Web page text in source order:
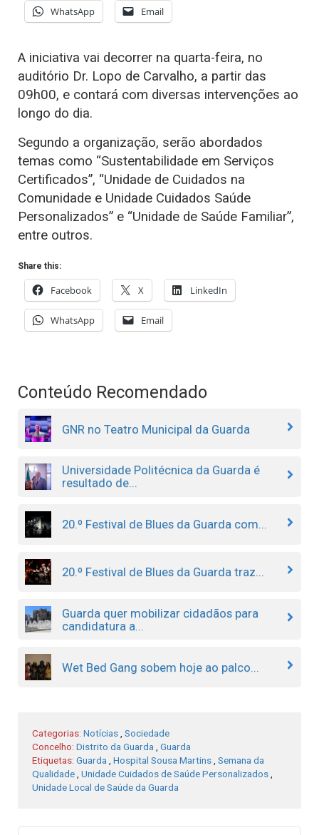
WhatsApp Email
A iniciativa vai decorrer na quarta-feira, no
auditório Dr. Lopo de Carvalho, a partir das
09h00, e contará com diversas intervenções ao
longo do dia.
Segundo a organização, serão abordados
temas como “Sustentabilidade em Serviços
Certificados”, “Unidade de Cuidados na
Comunidade e Unidade Cuidados Saúde
Personalizados” e “Unidade de Saúde Familiar”,
entre outros.
Share this:
Facebook X LinkedIn
WhatsApp Email
Conteúdo Recomendado
GNR no Teatro Municipal da Guarda
Universidade Politécnica da Guarda é
resultado de...
20.º Festival de Blues da Guarda com...
20.º Festival de Blues da Guarda traz...
Guarda quer mobilizar cidadãos para
candidatura a...
Wet Bed Gang sobem hoje ao palco...
Categorias: Notícias Sociedade
Concelho: Distrito da Guarda
Guarda
Etiquetas: Guarda Hospital Sousa Martins Semana da
Qualidade Unidade Cuidados de Saúde Personalizados
Unidade Local de Saúde da Guarda